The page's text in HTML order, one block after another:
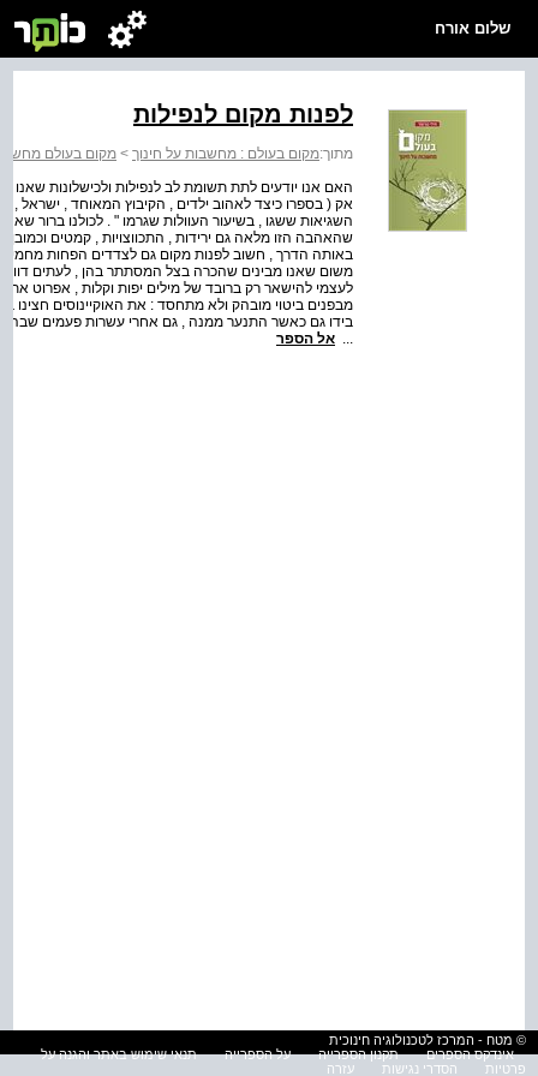
שלום אורח
לפנות מקום לנפילות
מתוך:מקום בעולם : מחשבות על חינוך > מקום בעולם
האם אנו יודעים לתת תשומת לב לנפילות ולכישלונות
השגיאות ששגו , בשיעור העוולות שגרמו " . לכולנו ברור
שהאהבה הזו מלאה גם ירידות , התכווצויות , קמטים וכמובן
באותה הדרך , חשוב לפנות מקום גם לצדדים הפחות
משום שאנו מבינים שהכרה בצל המסתתר בהן , לעתים
לעצמי להישאר רק ברובד של מילים יפות וקלות , אפרוט
מבפנים ביטוי מובהק ולא מתחסד : את האוקיינוסים חצינו
בידו גם כאשר התנער ממנה , גם אחרי עשרות פעמים שבהן
אל הספר
© מטח - המרכז לטכנולוגיה חינוכית
אינדקס הספרים
תקנון הספרייה על הספרייה
תנאי שימוש באתר והגנה על
פרטיות
הסדרי נגישות עזרה